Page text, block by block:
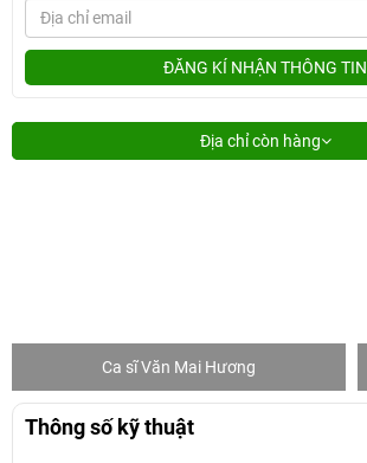
ĐĂNG KÍ NHẬN THÔNG TIN
Địa chỉ còn hàng
Ca sĩ Văn Mai Hương
Thông số kỹ thuật